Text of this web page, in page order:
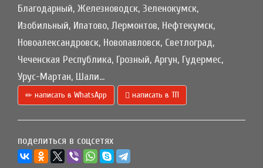
Благодарный, Железноводск, Зеленокумск,
Изобильный, Ипатово, Лермонтов, Нефтекумск,
Новоалександровск, Новопавловск, Светлоград,
Чеченская Республика, Грозный, Аргун, Гудермес,
Урус-Мартан, Шали...
написать в WhatsApp написать в ТП
поделиться в соцсетях